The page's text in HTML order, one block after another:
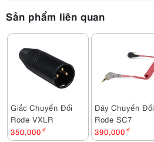
Sản phẩm liên quan
Giắc Chuyển Đổi
Rode VXLR
350,000 đ
Dây Chuyển Đổi
Rode SC7
390,000 đ